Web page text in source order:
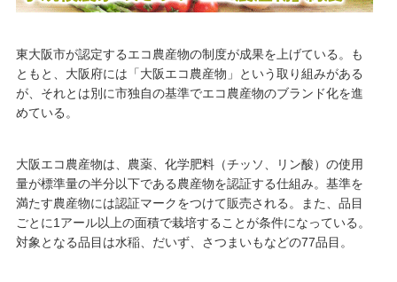
東大阪市が認定するエコ農産物の制度が成果を上げている。も
ともと、大阪府には「大阪エコ農産物」という取り組みがある
が、それとは別に市独自の基準でエコ農産物のブランド化を進
めている。
大阪エコ農産物は、農薬、化学肥料（チッソ、リン酸）の使用
量が標準量の半分以下である農産物を認証する仕組み。基準を
満たす農産物には認証マークをつけて販売される。また、品目
ごとに1アール以上の面積で栽培することが条件になっている。
対象となる品目は水稲、だいず、さつまいもなどの77品目。